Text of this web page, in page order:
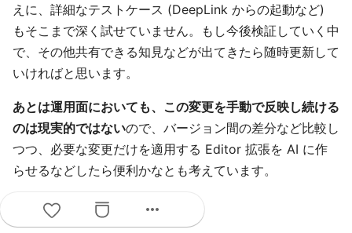
えに、詳細なテストケース (DeepLink からの起動など)
もそこまで深く試せていません。もし今後検証していく中
で、その他共有できる知見などが出てきたら随時更新して
いければと思います。
あとは運用面においても、この変更を手動で反映し続ける
のは現実的ではないので、バージョン間の差分など比較し
つつ、必要な変更だけを適用する Editor 拡張を AI に作
らせるなどしたら便利かなとも考えています。
more_horiz